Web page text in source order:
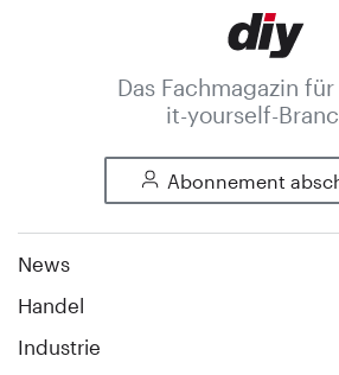
Das Fachmagazin
it-yourself-
Abonnement
News
Handel
Industrie